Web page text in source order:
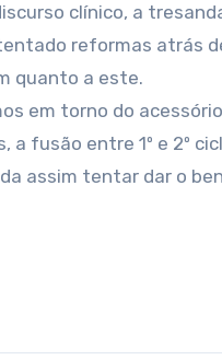
clínico, a
reformas atrás
quanto a este.
em torno do
fusão entre 1º e 2º
assim tentar dar o